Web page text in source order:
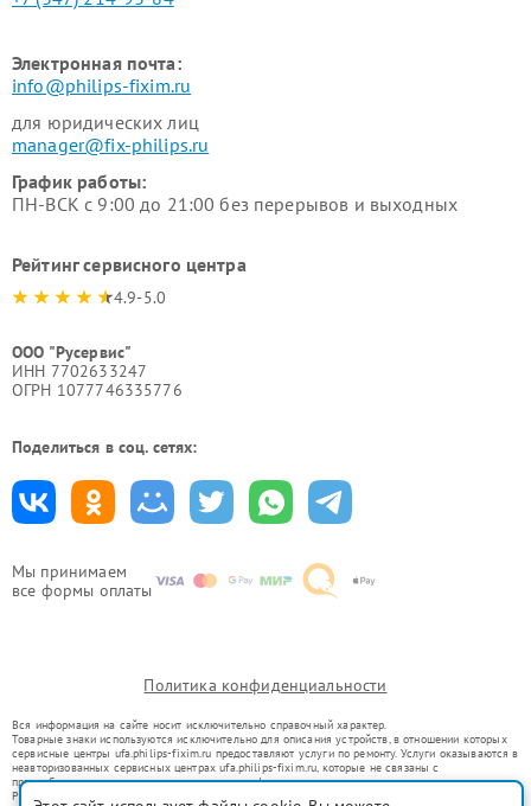
Мы принимаем
все формы оплаты
Электронная почта:
info@philips-fixim.ru
для юридических лиц
manager@fix-philips.ru
График работы:
ПН-ВСК с 9:00 до 21:00 без перерывов и выходных
Рейтинг сервисного центра
4.9-5.0
ООО "Русервис"
ИНН 7702633247
ОГРН 1077746335776
Поделиться в соц. сетях:
Политика конфиденциальности
Вся информация на сайте носит исключительно справочный характер.
Товарные знаки используются исключительно для описания устройств, в отношении которых
сервисные центры ufa.philips-fixim.ru предоставляют услуги по ремонту. Услуги оказываются в
неавторизованных сервисных центрах ufa.philips-fixim.ru, которые не связаны с
правообладателями товарных знаков или их официальными представителями.
Ремонт осуществляется для устройств, уже введенных в гражданский оборот в соответствии